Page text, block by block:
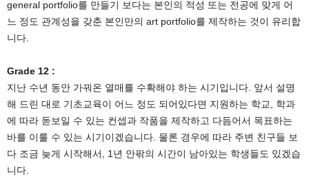
general portfolio를 만들기 보다는 본인의 적성 또는 전공에 맞게 어
느 정도 관계성을 갖춘 본인만의 art portfolio를 제작하는 것이 유리합
니다.
Grade 12 :
지난 수년 동안 가꿔온 열매를 수확해야 하는 시기입니다. 앞서 설명
해 드린 대로 기초교육이 어느 정도 되어있다면 지원하는 학교, 학과
에 따라 돋보일 수 있는 컨셉과 작품을 제작하고 다듬어서 목표하는
바를 이룰 수 있는 시기이겠습니다. 물론 경우에 따라 주변 친구들 보
다 조금 늦게 시작해서, 1년 안팎의 시간이 남아있는 학생들도 있겠습
니다.